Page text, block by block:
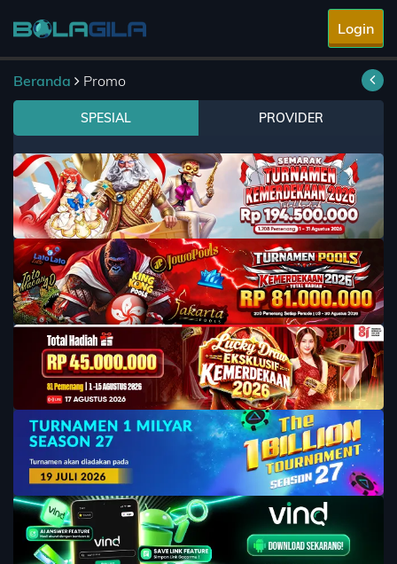
Login
Beranda Promo
SPESIAL PROVIDER